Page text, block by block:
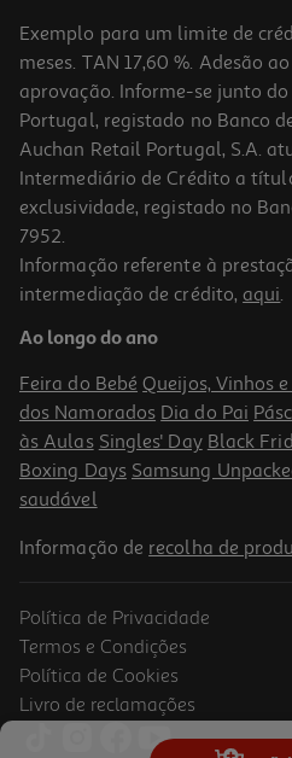
Refrigerante S/gas Auchan
2.4 €/Lt
4,79 €
Refrigerantes Sem Gás Santal
Exemplo para um limite de
meses. TAN 17,60 %. Adesão
aprovação. Informe-se junto
Portugal, registado no Banco
Auchan Retail Portugal, S.A.
Intermediário de Crédito a
exclusividade, registado no
7952.
Informação referente à
intermediação de crédito, aqui.
Ao longo do ano
Feira do Bebé Queijos, Vinhos
dos Namorados Dia do Pai
às Aulas Singles' Day Black
Boxing Days Samsung
saudável
Informação de recolha de
Política de Privacidade
Termos e Condições
Política de Cookies
Livro de reclamações